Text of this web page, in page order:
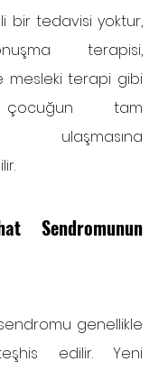
bir tedavisi yoktur,
terapisi,
mesleki terapi gibi
tam
ulaşmasına
Sendromunun
genellikle
edilir. Yeni